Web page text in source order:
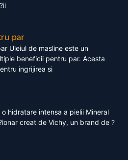
par
Uleiul de masline este un
beneficii pentru par. Acesta
ingrijirea si
hidratare intensa a pielii Mineral
creat de Vichy, un brand de ?